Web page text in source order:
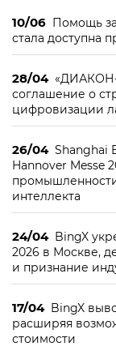
10/06 Помощь
стала доступна
28/04 «ДИАКОН-
соглашение о
цифровизации
26/04 Shanghai
Hannover Messe
интеллекта
24/04 BingX
2026 в Москве,
и признание
17/04 BingX
расширяя
стоимости